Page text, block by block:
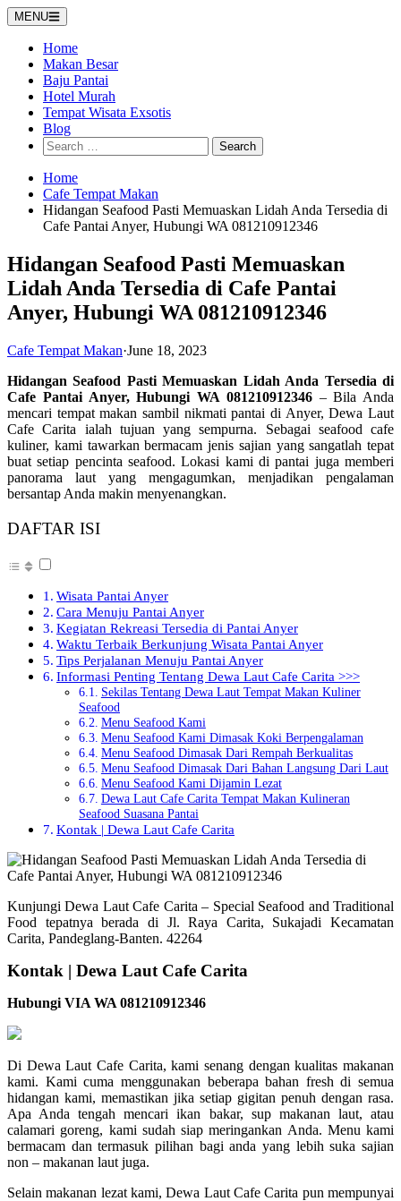
Skip
to
content
MENU
Home
Makan Besar
Baju Pantai
Hotel Murah
Tempat Wisata Exsotis
Blog
Search
for:
Home
Cafe Tempat Makan
Hidangan Seafood Pasti Memuaskan Lidah Anda Tersedia di
Cafe Pantai Anyer, Hubungi WA 081210912346
Hidangan Seafood Pasti Memuaskan
Lidah Anda Tersedia di Cafe Pantai
Anyer, Hubungi WA 081210912346
Cafe Tempat Makan·June 18, 2023
Hidangan Seafood Pasti Memuaskan Lidah Anda Tersedia di
Cafe Pantai Anyer, Hubungi WA 081210912346– Bila Anda
mencari tempat makan sambil nikmati pantai di Anyer, Dewa Laut
Cafe Carita ialah tujuan yang sempurna. Sebagai seafood cafe
kuliner, kami tawarkan bermacam jenis sajian yang sangatlah tepat
buat setiap pencinta seafood. Lokasi kami di pantai juga memberi
panorama laut yang mengagumkan, menjadikan pengalaman
bersantap Anda makin menyenangkan.
DAFTAR ISI
Wisata Pantai Anyer
Cara Menuju Pantai Anyer
Kegiatan Rekreasi Tersedia di Pantai Anyer
Waktu Terbaik Berkunjung Wisata Pantai Anyer
Tips Perjalanan Menuju Pantai Anyer
Informasi Penting Tentang Dewa Laut Cafe Carita >>>
Sekilas Tentang Dewa Laut Tempat Makan Kuliner
Seafood
Menu Seafood Kami
Menu Seafood Kami Dimasak Koki Berpengalaman
Menu Seafood Dimasak Dari Rempah Berkualitas
Menu Seafood Dimasak Dari Bahan Langsung Dari Laut
Menu Seafood Kami Dijamin Lezat
Dewa Laut Cafe Carita Tempat Makan Kulineran
Seafood Suasana Pantai
Kontak | Dewa Laut Cafe Carita
Kunjungi Dewa Laut Cafe Carita – Special Seafood and Traditional
Food tepatnya berada di Jl. Raya Carita, Sukajadi Kecamatan
Carita, Pandeglang-Banten. 42264
Kontak | Dewa Laut Cafe Carita
Hubungi VIA WA 081210912346
Di Dewa Laut Cafe Carita, kami senang dengan kualitas makanan
kami. Kami cuma menggunakan beberapa bahan fresh di semua
hidangan kami, memastikan jika setiap gigitan penuh dengan rasa.
Apa Anda tengah mencari ikan bakar, sup makanan laut, atau
calamari goreng, kami sudah siap meringankan Anda. Menu kami
bermacam dan termasuk pilihan bagi anda yang lebih suka sajian
non – makanan laut juga.
Selain makanan lezat kami, Dewa Laut Cafe Carita pun mempunyai